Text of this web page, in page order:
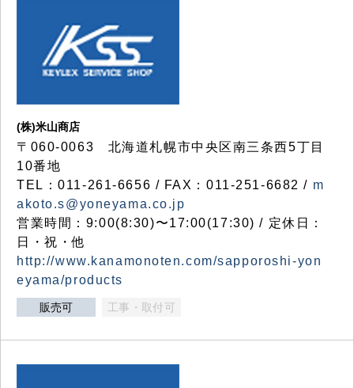
(株)米山商店
〒060-0063 北海道札幌市中央区南三条西5丁目
10番地
TEL：011-261-6656 / FAX：011-251-6682 / m
akoto.s@yoneyama.co.jp
営業時間：9:00(8:30)〜17:00(17:30) / 定休日：
日・祝・他
http://www.kanamonoten.com/sapporoshi-yon
eyama/products
販売可 工事・取付可